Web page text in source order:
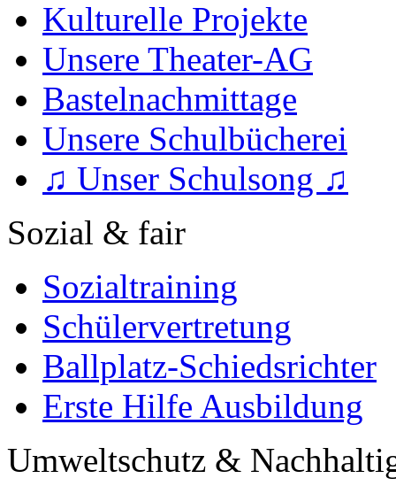
Kulturelle Projekte
Unsere Theater-AG
Bastelnachmittage
Unsere Schulbücherei
♫ Unser Schulsong ♫
Sozial & fair
Sozialtraining
Schülervertretung
Ballplatz-Schiedsrichter
Erste Hilfe Ausbildung
Umweltschutz &